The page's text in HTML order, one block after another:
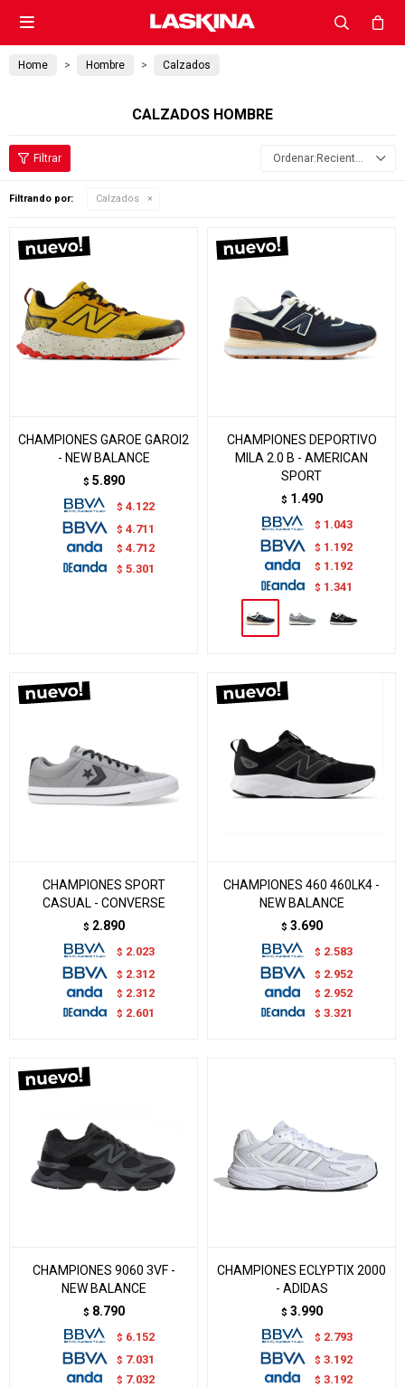

Home Hombre Calzados
CALZADOS HOMBRE
Recientes
Filtrando por: Calzados
CHAMPIONES GAROE GAROI2
- NEW BALANCE
$ 5.890
$ 4.122
$ 4.711
$ 4.712
$ 5.301
CHAMPIONES DEPORTIVO
MILA 2.0 B - AMERICAN
SPORT
$ 1.490
$ 1.043
$ 1.192
$ 1.192
$ 1.341
CHAMPIONES SPORT
CASUAL - CONVERSE
$ 2.890
$ 2.023
$ 2.312
$ 2.312
$ 2.601
CHAMPIONES 460 460LK4 -
NEW BALANCE
$ 3.690
$ 2.583
$ 2.952
$ 2.952
$ 3.321
CHAMPIONES 9060 3VF -
NEW BALANCE
$ 8.790
$ 6.152
$ 7.031
$ 7.032
CHAMPIONES ECLYPTIX 2000
- ADIDAS
$ 3.990
$ 2.793
$ 3.192
$ 3.192